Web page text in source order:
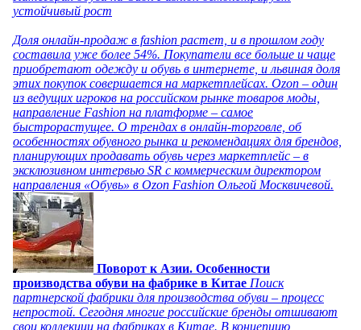
устойчивый рост
Доля онлайн-продаж в fashion растет, и в прошлом году
составила уже более 54%. Покупатели все больше и чаще
приобретают одежду и обувь в интернете, и львиная доля
этих покупок совершается на маркетплейсах. Ozon – один
из ведущих игроков на российском рынке товаров моды,
направление Fashion на платформе – самое
быстрорастущее. О трендах в онлайн-торговле, об
особенностях обувного рынка и рекомендациях для брендов,
планирующих продавать обувь через маркетплейс – в
эксклюзивном интервью SR с коммерческим директором
направления «Обувь» в Ozon Fashion Ольгой Москвичевой.
Поворот к Азии. Особенности
производства обуви на фабрике в Китае Поиск
партнерской фабрики для производства обуви – процесс
непростой. Сегодня многие российские бренды отшивают
свои коллекции на фабриках в Китае. В концепцию